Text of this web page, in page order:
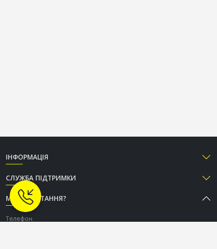
ІНФОРМАЦІЯ
СЛУЖБА ПІДТРИМКИ
МАЄТЕ ПИТАННЯ?
Телефон